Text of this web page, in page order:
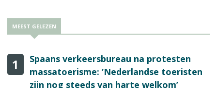
MEEST GELEZEN
1
Spaans verkeersbureau na protesten
massatoerisme: ‘Nederlandse toeristen
zijn nog steeds van harte welkom’